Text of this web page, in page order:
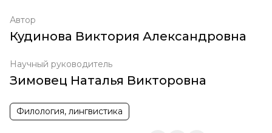
Автор
Кудинова Виктория Александровна
Научный руководитель
Зимовец Наталья Викторовна
Филология, лингвистика